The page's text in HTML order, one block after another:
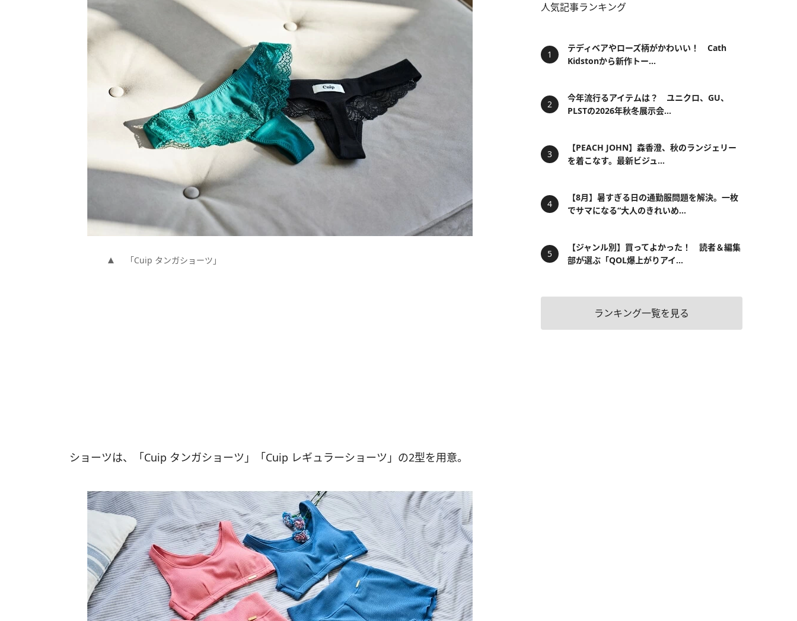
「Cuip タンガショーツ」
ショーツは、「Cuip タンガショーツ」「Cuip レギュラーショーツ」の2型を用意。
人気記事ランキング
テディベアやローズ柄がかわいい！ Cath
Kidstonから新作トー...
今年流行るアイテムは？ ユニクロ、GU、
PLSTの2026年秋冬展示会...
【PEACH JOHN】森香澄、秋のランジェリー
を着こなす。最新ビジュ...
【8月】暑すぎる日の通勤服問題を解決。一枚
でサマになる“大人のきれいめ...
【ジャンル別】買ってよかった！ 読者＆編集
部が選ぶ「QOL爆上がりアイ...
ランキング一覧を見る